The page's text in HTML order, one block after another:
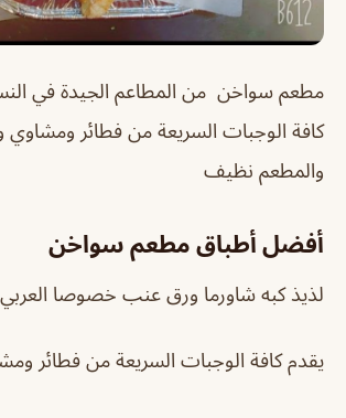
مطعم سواخن من المطاعم الجيدة في
كافة الوجبات السريعة من فطائر ومشاوي
والمطعم نظيف
أفضل أطباق مطعم سواخن
لذيذ كبه شاورما ورق عنب خصوصا العربي
يقدم كافة الوجبات السريعة من فطائر